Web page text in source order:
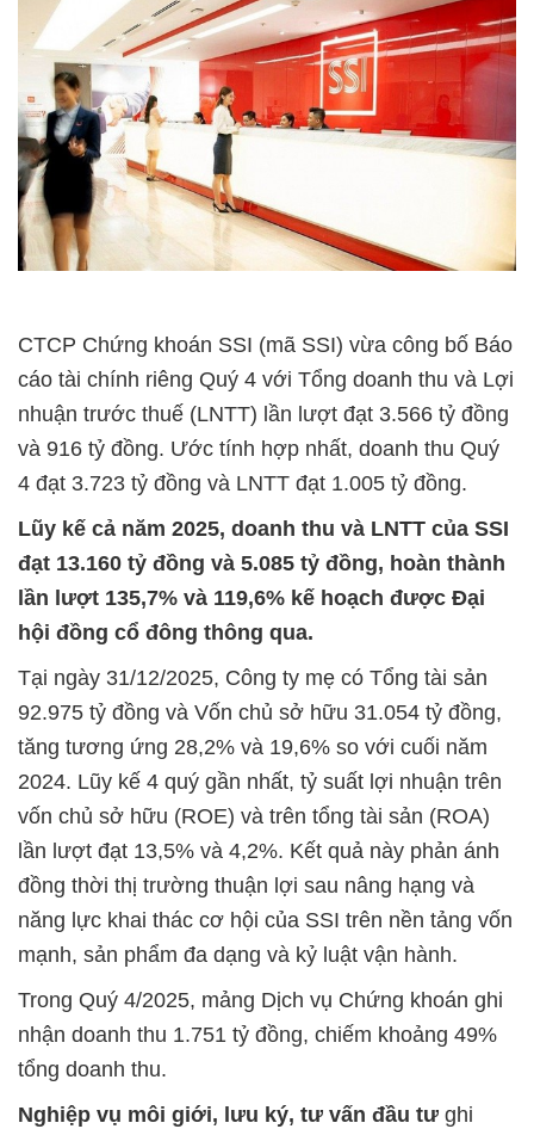
CTCP Chứng khoán SSI (mã SSI) vừa công bố Báo
cáo tài chính riêng Quý 4 với Tổng doanh thu và Lợi
nhuận trước thuế (LNTT) lần lượt đạt 3.566 tỷ đồng
và 916 tỷ đồng. Ước tính hợp nhất, doanh thu Quý
4 đạt 3.723 tỷ đồng và LNTT đạt 1.005 tỷ đồng.
Lũy kế cả năm 2025, doanh thu và LNTT của SSI
đạt 13.160 tỷ đồng và 5.085 tỷ đồng, hoàn thành
lần lượt 135,7% và 119,6% kế hoạch được Đại
hội đồng cổ đông thông qua.
Tại ngày 31/12/2025, Công ty mẹ có Tổng tài sản
92.975 tỷ đồng và Vốn chủ sở hữu 31.054 tỷ đồng,
tăng tương ứng 28,2% và 19,6% so với cuối năm
2024. Lũy kế 4 quý gần nhất, tỷ suất lợi nhuận trên
vốn chủ sở hữu (ROE) và trên tổng tài sản (ROA)
lần lượt đạt 13,5% và 4,2%. Kết quả này phản ánh
đồng thời thị trường thuận lợi sau nâng hạng và
năng lực khai thác cơ hội của SSI trên nền tảng vốn
mạnh, sản phẩm đa dạng và kỷ luật vận hành.
Trong Quý 4/2025, mảng Dịch vụ Chứng khoán ghi
nhận doanh thu 1.751 tỷ đồng, chiếm khoảng 49%
tổng doanh thu.
Nghiệp vụ môi giới, lưu ký, tư vấn đầu tư ghi